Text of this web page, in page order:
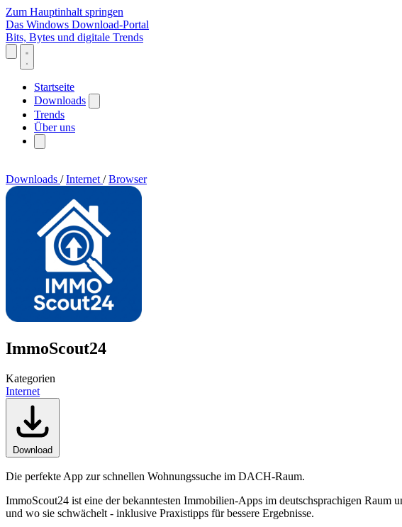
Zum Hauptinhalt springen
Das Windows Download-Portal
Bits, Bytes und digitale Trends
Startseite
Downloads
Trends
Über uns
Downloads / Internet / Browser
ImmoScout24
Kategorien
Internet
Download
Die perfekte App zur schnellen Wohnungssuche im DACH-Raum.
ImmoScout24 ist eine der bekanntesten Immobilien-Apps im deutschsprachigen
und wo sie schwächelt - inklusive Praxistipps für bessere Ergebnisse.